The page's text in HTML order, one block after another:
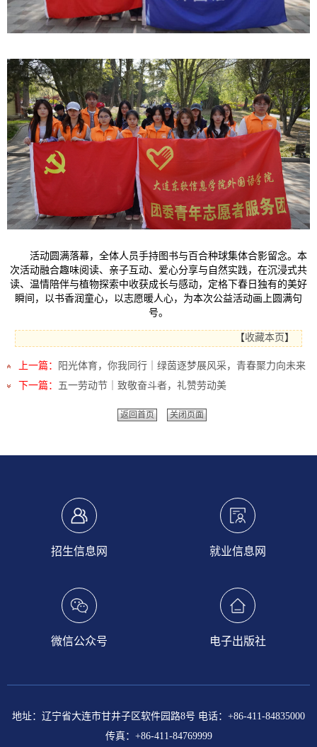
活动圆满落幕，全体人员手持图书与百合种球集体合影留念。本
次活动融合趣味阅读、亲子互动、爱心分享与自然实践，在沉浸式共
读、温情陪伴与植物探索中收获成长与感动，定格下春日独有的美好
瞬间，以书香润童心，以志愿暖人心，为本次公益活动画上圆满句
号。
【收藏本页】
上一篇：
阳光体育，你我同行｜绿茵逐梦展风采，青春聚力向未来
下一篇： 五一劳动节｜致敬奋斗者，礼赞劳动美
返回首页 关闭页面
招生信息网 就业信息网
微信公众号 电子出版社
地址：辽宁省大连市甘井子区软件园路8号 电话：+86-411-84835000
传真：+86-411-84769999